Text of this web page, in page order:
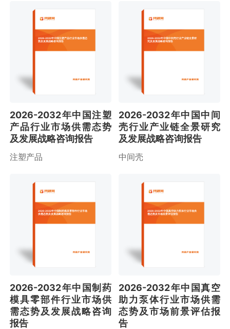
2026-2032年中国注塑产品行业市场供需态
势及发展战略咨询报告
2026-2032年中国注塑
产品行业市场供需态势
及发展战略咨询报告
注塑产品
2026-2032年中国中间壳行业产业链全景研
究及发展战略咨询报告
2026-2032年中国中间
壳行业产业链全景研究
及发展战略咨询报告
中间壳
2026-2032年中国制药模具零部件行业市场
供需态势及发展战略咨询报告
2026-2032年中国制药
模具零部件行业市场供
需态势及发展战略咨询
报告
2026-2032年中国真空助力泵体行业市场供
需态势及市场前景评估报告
2026-2032年中国真空
助力泵体行业市场供需
态势及市场前景评估报
告